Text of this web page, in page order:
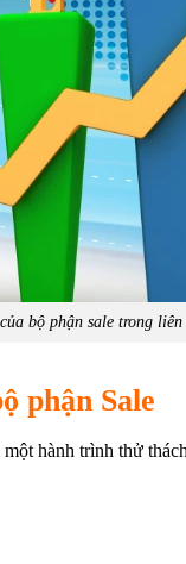
bộ phận sale trong
phận Sale
hành trình thử